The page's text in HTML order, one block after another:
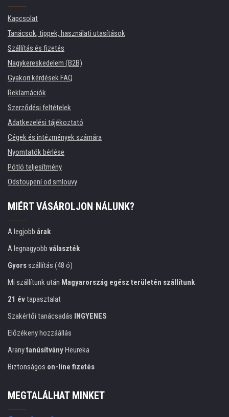
Kapcsolat
Tanácsok, tippek, használati utasítások
Szállítás és fizetés
Nagykereskedelem (B2B)
Gyakori kérdések FAQ
Reklamációk
Szerződési feltételek
Adatkezelési tájékoztató
Cégek és intézmények számára
Nyomtatók bérlése
Pótló teljesítmény
Odstoupení od smlouvy
MIÉRT VÁSÁROLJON NÁLUNK?
A legjobb árak
A legnagyobb választék
Gyorsszállítás (48 ó)
Mi szállítunk után Magyarország egész területén szállítunk
21 évtapasztalat
Szakértői tanácsadás INGYENES
Előzékeny hozzáállás
AranytanúsítványHeureka
Biztonságos on-line fizetés
MEGTALÁLHAT MINKET